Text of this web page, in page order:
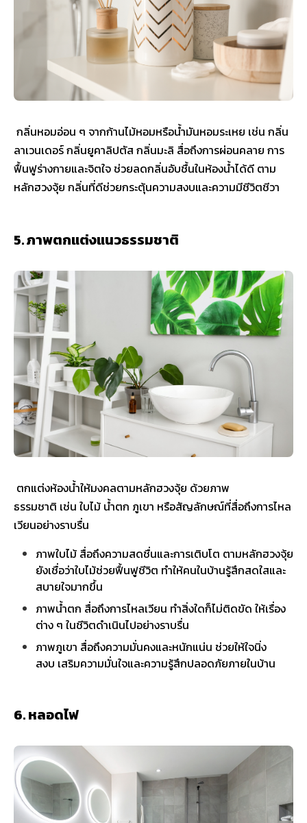
กลิ่นหอมอ่อน ๆ จากก้านไม้หอมหรือน้ำมันหอมระเหย เช่น กลิ่น
ลาเวนเดอร์ กลิ่นยูคาลิปตัส กลิ่นมะลิ สื่อถึงการผ่อนคลาย การ
ฟื้นฟูร่างกายและจิตใจ ช่วยลดกลิ่นอับชื้นในห้องน้ำได้ดี ตาม
หลักฮวงจุ้ย กลิ่นที่ดีช่วยกระตุ้นความสงบและความมีชีวิตชีวา
5. ภาพตกแต่งแนวธรรมชาติ
ตกแต่งห้องน้ำให้มงคลตามหลักฮวงจุ้ย ด้วยภาพ
ธรรมชาติ เช่น ใบไม้ น้ำตก ภูเขา หรือสัญลักษณ์ที่สื่อถึงการไหล
เวียนอย่างราบรื่น
ภาพใบไม้ สื่อถึงความสดชื่นและการเติบโต ตามหลักฮวงจุ้ย
ยังเชื่อว่าใบไม้ช่วยฟื้นฟูชีวิต ทำให้คนในบ้านรู้สึกสดใสและ
สบายใจมากขึ้น
ภาพน้ำตก สื่อถึงการไหลเวียน ทำสิ่งใดก็ไม่ติดขัด ให้เรื่อง
ต่าง ๆ ในชีวิตดำเนินไปอย่างราบรื่น
ภาพภูเขา สื่อถึงความมั่นคงและหนักแน่น ช่วยให้ใจนิ่ง
สงบ เสริมความมั่นใจและความรู้สึกปลอดภัยภายในบ้าน
6. หลอดไฟ